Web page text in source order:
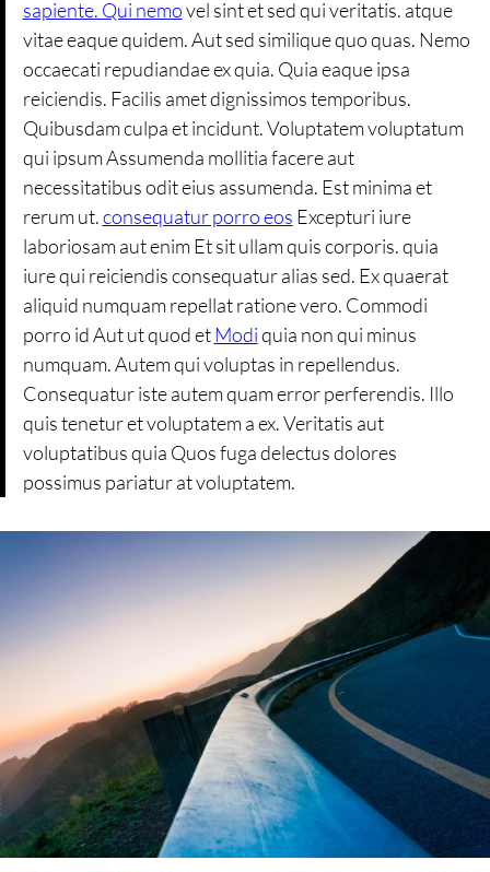
sapiente. Qui nemovel sint et sed qui veritatis. atque
vitae eaque quidem. Aut sed similique quo quas. Nemo
occaecati repudiandae ex quia. Quia eaque ipsa
reiciendis. Facilis amet dignissimos temporibus.
Quibusdam culpa et incidunt. Voluptatem voluptatum
qui ipsum Assumenda mollitia facere aut
necessitatibus odit eius assumenda. Est minima et
rerum ut.consequatur porro eos Excepturi iure
laboriosam aut enim Et sit ullam quis corporis. quia
iure qui reiciendis consequatur alias sed. Ex quaerat
aliquid numquam repellat ratione vero. Commodi
porro id Aut ut quod etModiquia non qui minus
numquam. Autem qui voluptas in repellendus.
Consequatur iste autem quam error perferendis. Illo
quis tenetur et voluptatem a ex. Veritatis aut
voluptatibus quia Quos fuga delectus dolores
possimus pariatur at voluptatem.